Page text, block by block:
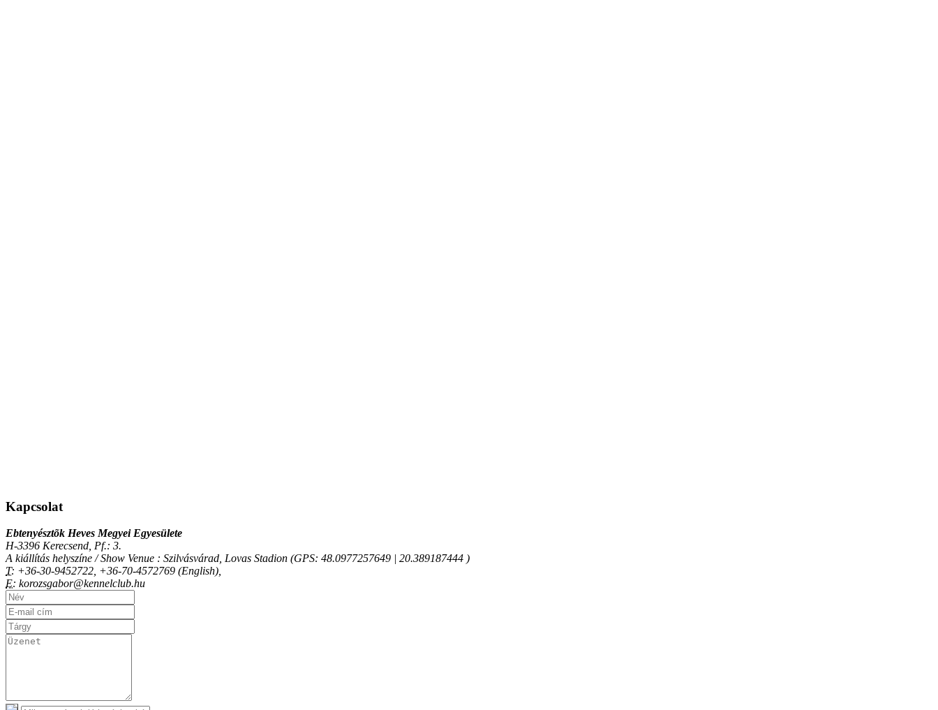
Kapcsolat
Ebtenyésztõk Heves Megyei Egyesülete
H-3396 Kerecsend, Pf.: 3.
A kiállítás helyszíne / Show Venue : Szilvásvárad, Lovas Stadion (GPS: 48.0977257649 | 20.389187444 )
T: +36-30-9452722, +36-70-4572769 (English),
E: korozsgabor@kennelclub.hu